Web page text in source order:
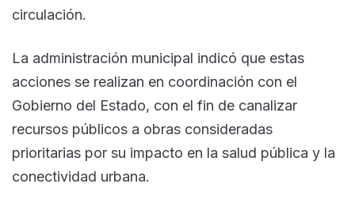
circulación.
La administración municipal indicó que estas
acciones se realizan en coordinación con el
Gobierno del Estado, con el fin de canalizar
recursos públicos a obras consideradas
prioritarias por su impacto en la salud pública y la
conectividad urbana.